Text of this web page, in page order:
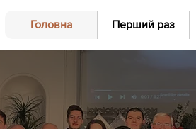
Головна Перший раз